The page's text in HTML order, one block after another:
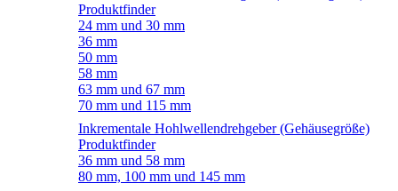
Produktfinder
24 mm und 30 mm
36 mm
50 mm
58 mm
63 mm und 67 mm
70 mm und 115 mm
Inkrementale Hohlwellendrehgeber (Gehäusegröße)
Produktfinder
36 mm und 58 mm
80 mm, 100 mm und 145 mm